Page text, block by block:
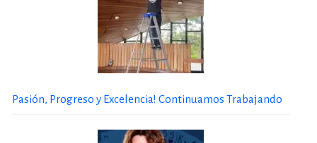
Pasión, Progreso y Excelencia! Continuamos Trabajando